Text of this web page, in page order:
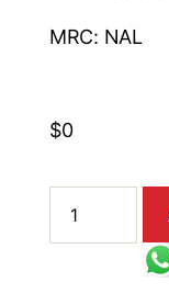
MRC: NAL
$0